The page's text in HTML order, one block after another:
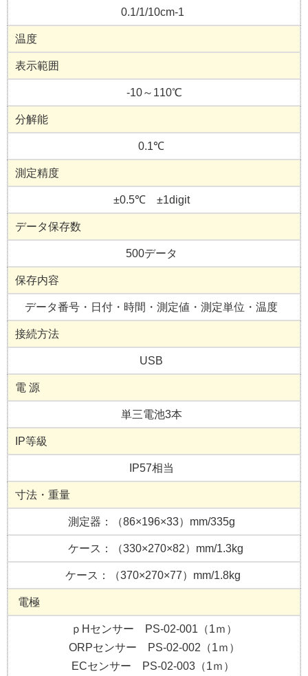
0.1/1/10cm-1
温度
表示範囲
-10～110℃
分解能
0.1℃
測定精度
±0.5℃ ±1digit
データ保存数
500データ
保存内容
データ番号・日付・時間・測定値・測定単位・温度
接続方法
USB
電 源
単三電池3本
IP等級
IP57相当
寸法・重量
測定器：（86×196×33）mm/335g
ケース：（330×270×82）mm/1.3kg
ケース：（370×270×77）mm/1.8kg
電極
ｐHセンサー PS-02-001（1ｍ）
ORPセンサー PS-02-002（1ｍ）
ECセンサー PS-02-003（1ｍ）